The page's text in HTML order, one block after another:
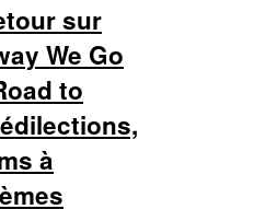
sur
We Go
to
à